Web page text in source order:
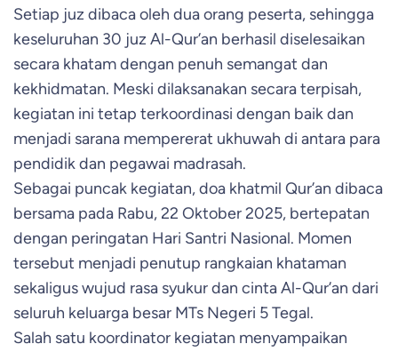
Setiap juz dibaca oleh dua orang peserta, sehingga
keseluruhan 30 juz Al-Qur’an berhasil diselesaikan
secara khatam dengan penuh semangat dan
kekhidmatan. Meski dilaksanakan secara terpisah,
kegiatan ini tetap terkoordinasi dengan baik dan
menjadi sarana mempererat ukhuwah di antara para
pendidik dan pegawai madrasah.
Sebagai puncak kegiatan, doa khatmil Qur’an dibaca
bersama pada Rabu, 22 Oktober 2025, bertepatan
dengan peringatan Hari Santri Nasional. Momen
tersebut menjadi penutup rangkaian khataman
sekaligus wujud rasa syukur dan cinta Al-Qur’an dari
seluruh keluarga besar MTs Negeri 5 Tegal.
Salah satu koordinator kegiatan menyampaikan